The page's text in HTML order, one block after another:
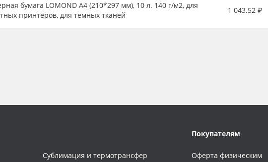
бумага LOMOND А4 (210*297 мм), 10 л. 140 г/м2, для
принтеров, для темных тканей
1 043.52 ₽
Сублимация и термотрансфер
Покупателям
Оферта физическим